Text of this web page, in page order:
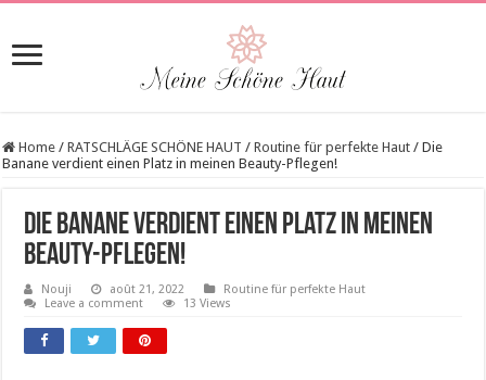
Home / RATSCHLÄGE SCHÖNE HAUT / Routine für perfekte Haut / Die
Banane verdient einen Platz in meinen Beauty-Pflegen!
Die Banane verdient einen Platz in meinen
Beauty-Pflegen!
Nouji août 21, 2022
Routine für perfekte Haut
Leave a comment
13 Views